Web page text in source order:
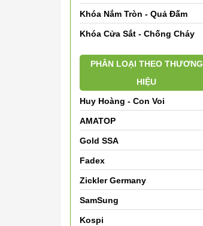
Khóa Nắm Tròn - Quả Đấm
Khóa Cửa Sắt - Chống Cháy
PHÂN LOẠI THEO THƯƠNG
HIỆU
Huy Hoàng - Con Voi
AMATOP
Gold SSA
Fadex
Zickler Germany
SamSung
Kospi